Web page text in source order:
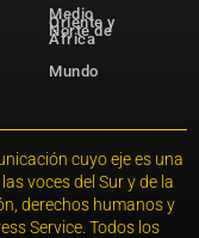
Medio
Oriente y
Norte de
África
Mundo
cuyo eje es una
voces del Sur y de la
derechos humanos y
Service. Todos los